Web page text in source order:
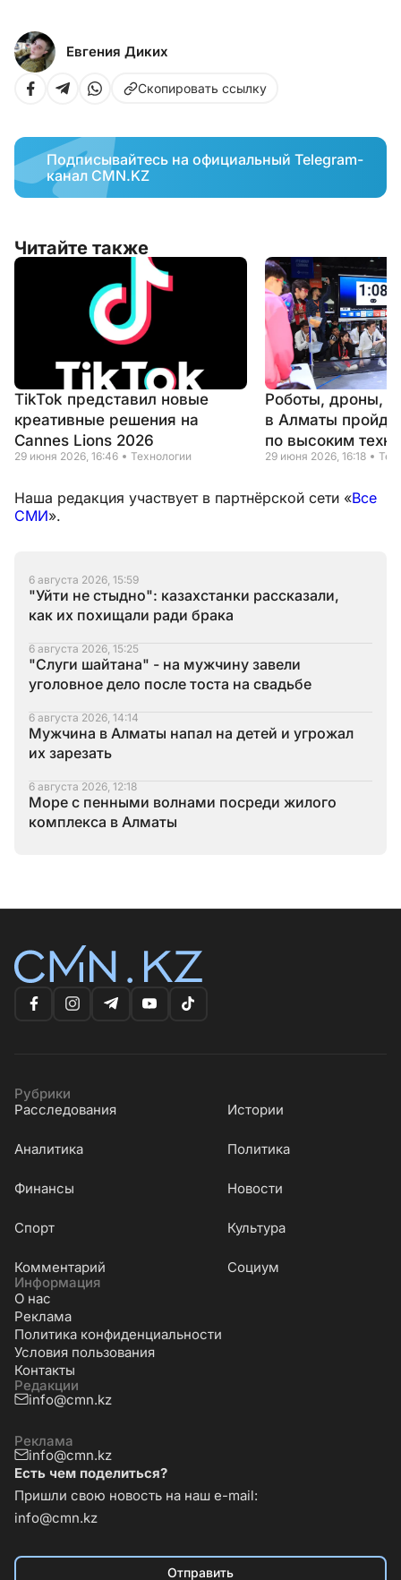
Евгения Диких
Скопировать ссылку
Подписывайтесь на официальный Telegram-
канал CMN.KZ
Читайте также
TikTok представил новые
креативные решения на
Cannes Lions 2026
29 июня 2026, 16:46 Технологии
Роботы, дроны,
в Алматы
по высоким
29 июня 2026, 16:18
Наша редакция участвует в партнёрской сети «Все
СМИ».
6 августа 2026, 15:59
"Уйти не стыдно": казахстанки рассказали,
как их похищали ради брака
6 августа 2026, 15:25
"Слуги шайтана" - на мужчину завели
уголовное дело после тоста на свадьбе
6 августа 2026, 14:14
Мужчина в Алматы напал на детей и угрожал
их зарезать
6 августа 2026, 12:18
Море с пенными волнами посреди жилого
комплекса в Алматы
Рубрики
Расследования
Истории
Аналитика Политика
Финансы Новости
Cпорт Культура
Комментарий
Социум
Информация
О нас
Реклама
Политика конфиденциальности
Условия пользования
Контакты
Редакции
info@cmn.kz
Реклама
info@cmn.kz
Есть чем поделиться?
Пришли свою новость на наш e-mail:
info@cmn.kz
Отправить